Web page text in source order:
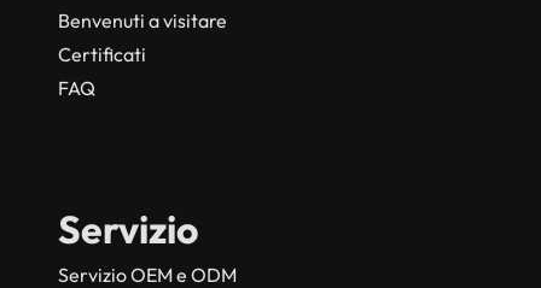
Benvenuti a visitare
Certificati
FAQ
Servizio
Servizio OEM e ODM